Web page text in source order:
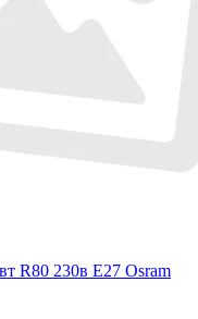
R80 230в E27 Osram